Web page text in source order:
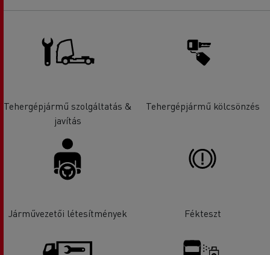
Tehergépjármű szolgáltatás &
javítás
Tehergépjármű kölcsönzés
Járművezetői létesítmények Fékteszt